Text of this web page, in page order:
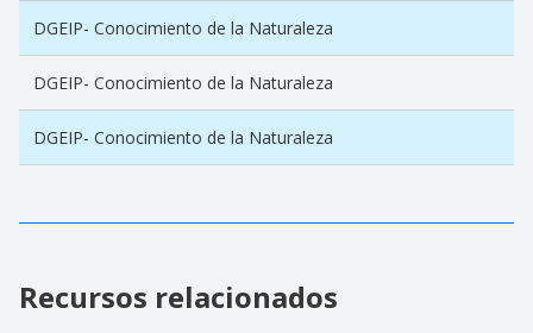
DGEIP- Conocimiento de la Naturaleza
DGEIP- Conocimiento de la Naturaleza
DGEIP- Conocimiento de la Naturaleza
Recursos relacionados